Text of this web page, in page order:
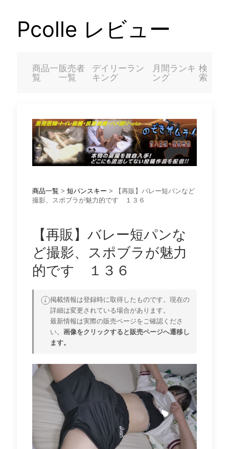
Pcolle レビュー
商品一
覧
販売者
一覧
デイリーラン
キング
月間ランキ
ング
検
索
商品一覧 > 短パンスキー > 【再販】バレー短パンなど
撮影、スポブラが魅力的です １３６
【再販】バレー短パンな
ど撮影、スポブラが魅力
的です １３６
掲載情報は登録時に取得したものです。現在の
詳細は変更されている場合があります。
最新情報は実際の販売ページをご確認くださ
い。 画像をクリックすると販売ページへ遷移し
ます。